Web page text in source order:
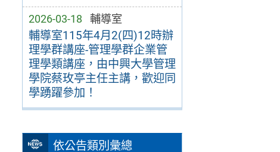
2026-03-18 輔導室
輔導室115年4月2(四)12時辦
理學群講座-管理學群企業管
理學類講座，由中興大學管理
學院蔡玫亭主任主講，歡迎同
學踴躍參加！
依公告類別彙總